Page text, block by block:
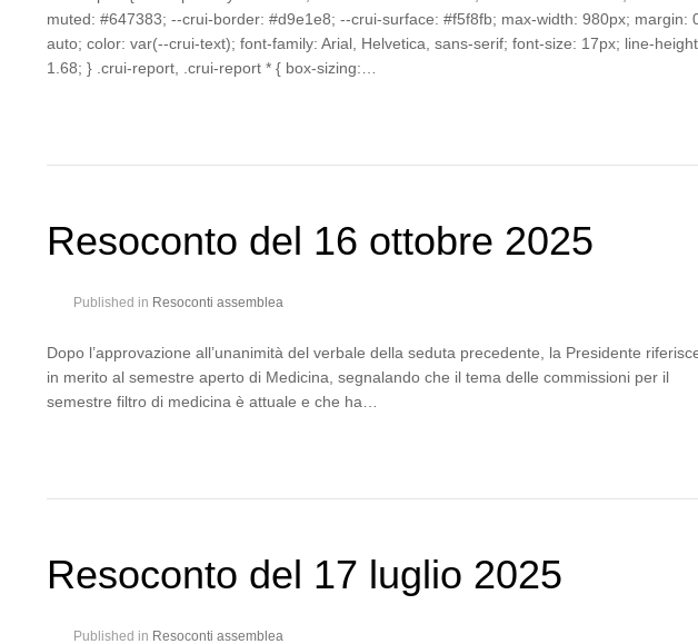
muted: #647383; --crui-border: #d9e1e8; --crui-surface: #f5f8fb; max-width: 980px; margin:
auto; color: var(--crui-text); font-family: Arial, Helvetica, sans-serif; font-size: 17px; line-
1.68; } .crui-report, .crui-report * { box-sizing:…
Resoconto del 16 ottobre 2025
Published in Resoconti assemblea
Dopo l’approvazione all’unanimità del verbale della seduta precedente, la Presidente
in merito al semestre aperto di Medicina, segnalando che il tema delle commissioni per il
semestre filtro di medicina è attuale e che ha…
Resoconto del 17 luglio 2025
Published in Resoconti assemblea